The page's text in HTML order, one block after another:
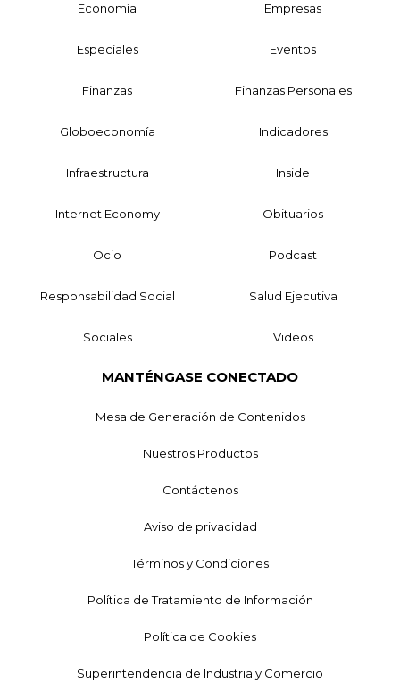
Economía Empresas
Especiales Eventos
Finanzas Finanzas Personales
Globoeconomía Indicadores
Infraestructura Inside
Internet Economy Obituarios
Ocio Podcast
Responsabilidad Social Salud Ejecutiva
Sociales Videos
MANTÉNGASE CONECTADO
Mesa de Generación de Contenidos
Nuestros Productos
Contáctenos
Aviso de privacidad
Términos y Condiciones
Política de Tratamiento de Información
Política de Cookies
Superintendencia de Industria y Comercio